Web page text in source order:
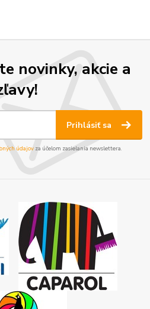
novinky, akcie a
Prihlásiť sa
údajov za účelom zasielania newslettera.